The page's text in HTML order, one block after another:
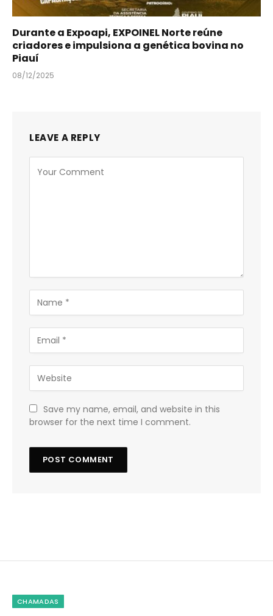
Durante a Expoapi, EXPOINEL Norte reúne
criadores e impulsiona a genética bovina no
Piauí
08/12/2025
LEAVE A REPLY
Save my name, email, and website in this
browser for the next time I comment.
CHAMADAS